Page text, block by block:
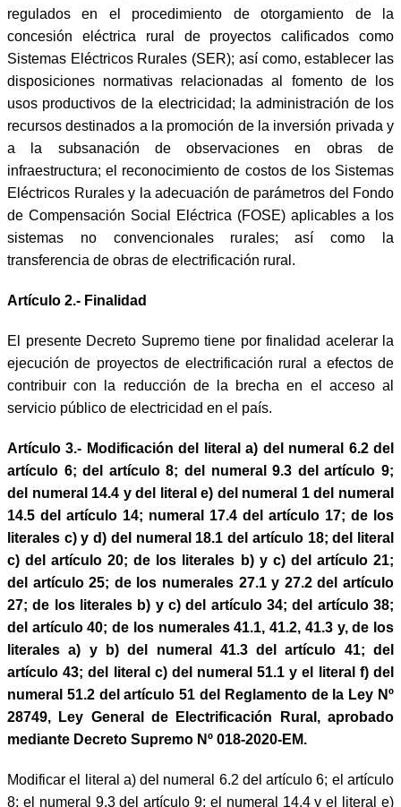
regulados en el procedimiento de otorgamiento de la
concesión eléctrica rural de proyectos calificados como
Sistemas Eléctricos Rurales (SER); así como, establecer las
disposiciones normativas relacionadas al fomento de los
usos productivos de la electricidad; la administración de los
recursos destinados a la promoción de la inversión privada y
a la subsanación de observaciones en obras de
infraestructura; el reconocimiento de costos de los Sistemas
Eléctricos Rurales y la adecuación de parámetros del Fondo
de Compensación Social Eléctrica (FOSE) aplicables a los
sistemas no convencionales rurales; así como la
transferencia de obras de electrificación rural.
Artículo 2.- Finalidad
El presente Decreto Supremo tiene por finalidad acelerar la
ejecución de proyectos de electrificación rural a efectos de
contribuir con la reducción de la brecha en el acceso al
servicio público de electricidad en el país.
Artículo 3.- Modificación del literal a) del numeral 6.2 del
artículo 6; del artículo 8; del numeral 9.3 del artículo 9;
del numeral 14.4 y del literal e) del numeral 1 del numeral
14.5 del artículo 14; numeral 17.4 del artículo 17; de los
literales c) y d) del numeral 18.1 del artículo 18; del literal
c) del artículo 20; de los literales b) y c) del artículo 21;
del artículo 25; de los numerales 27.1 y 27.2 del artículo
27; de los literales b) y c) del artículo 34; del artículo 38;
del artículo 40; de los numerales 41.1, 41.2, 41.3 y, de los
literales a) y b) del numeral 41.3 del artículo 41; del
artículo 43; del literal c) del numeral 51.1 y el literal f) del
numeral 51.2 del artículo 51 del Reglamento de la Ley Nº
28749, Ley General de Electrificación Rural, aprobado
mediante Decreto Supremo Nº 018-2020-EM.
Modificar el literal a) del numeral 6.2 del artículo 6; el artículo
8; el numeral 9.3 del artículo 9; el numeral 14.4 y el literal e)